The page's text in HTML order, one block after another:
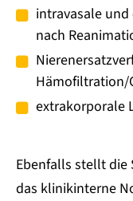
intravasale
nach
Hämofiltration/
extrakorporale
Ebenfalls stellt die
das klinikinterne